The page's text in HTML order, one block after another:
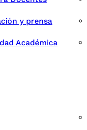
y prensa
Académica